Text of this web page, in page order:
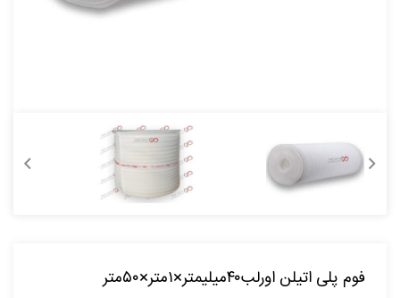
فوم پلی اتیلن اورلب۴۰میلیمتر×۱متر×۵۰متر